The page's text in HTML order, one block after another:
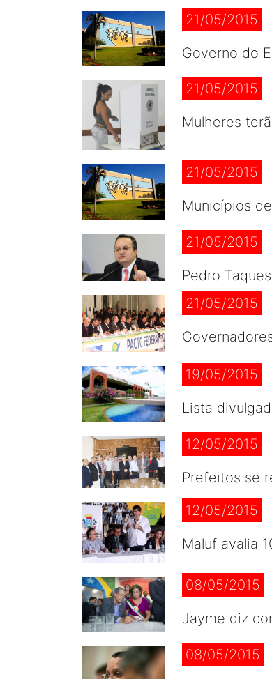
21/05/2015
Governo do
21/05/2015
Mulheres
21/05/2015
Municípios
21/05/2015
Pedro
21/05/2015
19/05/2015
Lista
12/05/2015
Prefeitos se
12/05/2015
Maluf avalia
08/05/2015
Jayme diz
08/05/2015